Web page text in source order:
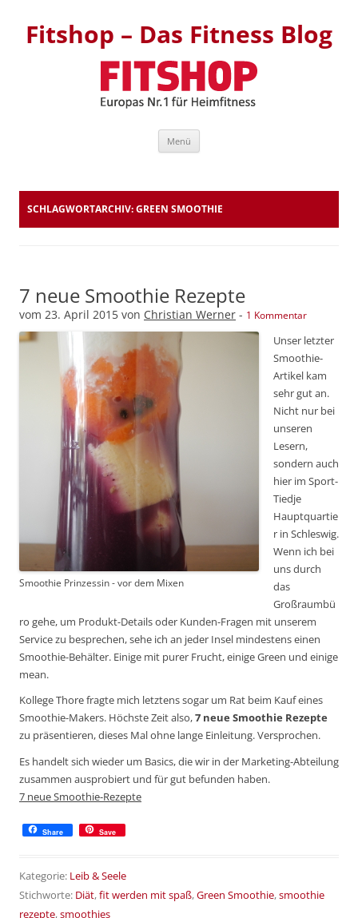
Fitshop – Das Fitness Blog
Menü
SCHLAGWORTARCHIV:GREEN SMOOTHIE
7 neue Smoothie Rezepte
vom 23. April 2015 von Christian Werner - 1 Kommentar
Smoothie Prinzessin - vor dem Mixen
Unser letzter
Smoothie-
Artikel kam
sehr gut an.
Nicht nur bei
unseren
Lesern,
sondern auch
hier im Sport-
Tiedje
Hauptquartie
r in Schleswig.
Wenn ich bei
uns durch
das
Großraumbü
ro gehe, um Produkt-Details oder Kunden-Fragen mit unserem
Service zu besprechen, sehe ich an jeder Insel mindestens einen
Smoothie-Behälter. Einige mit purer Frucht, einige Green und einige
mean.
Kollege Thore fragte mich letztens sogar um Rat beim Kauf eines
Smoothie-Makers. Höchste Zeit also,7 neue Smoothie Rezepte
zu präsentieren, dieses Mal ohne lange Einleitung. Versprochen.
Es handelt sich wieder um Basics, die wir in der Marketing-Abteilung
zusammen ausprobiert und für gut befunden haben.
7 neue Smoothie-Rezepte
Share Save
Kategorie: Leib & Seele
Stichworte: Diät,fit werden mit spaß,Green Smoothie,smoothie
rezepte,smoothies